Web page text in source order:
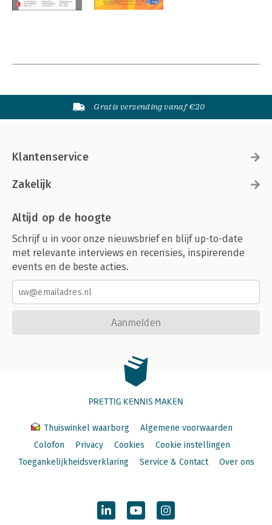
Gratis verzending vanaf €20
Klantenservice
Zakelijk
Altijd op de hoogte
Schrijf u in voor onze nieuwsbrief en blijf up-to-date
met relevante interviews en recensies, inspirerende
events en de beste acties.
Aanmelden
PRETTIG KENNIS MAKEN
Thuiswinkel waarborg
Algemene voorwaarden
Colofon
Privacy Cookies
Cookie instellingen
Toegankelijkheidsverklaring
Service & Contact Over ons